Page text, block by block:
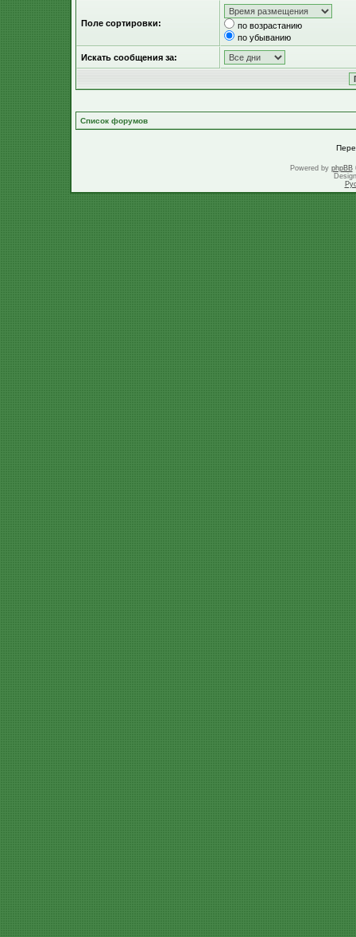
Поле сортировки:
по возрастанию
по убыванию
Искать сообщения за:
Список форумов
Powered by phpBB